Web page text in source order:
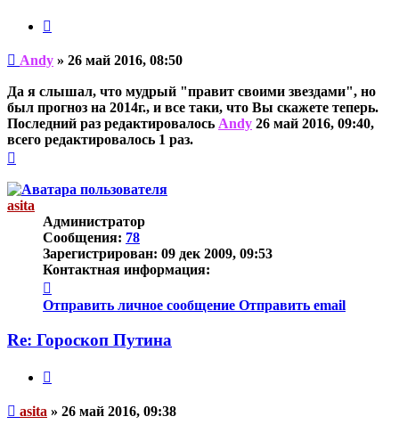
Непрочитанное
сообщение
Andy » 26 май 2016, 08:50
Да я слышал, что мудрый "правит своими звездами", но
был прогноз на 2014г., и все таки, что Вы скажете теперь.
Последний раз редактировалось Andy 26 май 2016, 09:40,
всего редактировалось 1 раз.
началу
asita
Администратор
Сообщения: 78
Зарегистрирован: 09 дек 2009, 09:53
Контактная информация:
информация
пользователя
Отправить личное сообщение Отправить email
Re: Гороскоп Путина
Непрочитанное
asita » 26 май 2016, 09:38